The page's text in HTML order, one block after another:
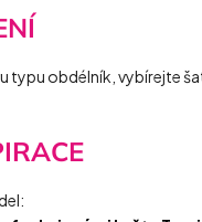
typu obdélník, vybírejte